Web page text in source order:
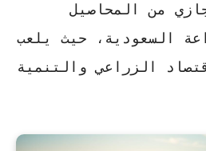
من المحاصيل
السعودية، حيث يلعب
الزراعي والتنمية